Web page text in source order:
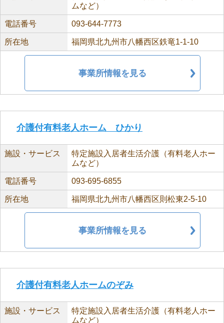
ムなど）
電話番号 093-644-7773
所在地 福岡県北九州市八幡西区鉄竜1-1-10
事業所情報を見る
介護付有料老人ホーム ひかり
施設・サービス
特定施設入居者生活介護（有料老人ホー
ムなど）
電話番号 093-695-6855
所在地 福岡県北九州市八幡西区則松東2-5-10
事業所情報を見る
介護付有料老人ホームのぞみ
施設・サービス
特定施設入居者生活介護（有料老人ホー
ムなど）